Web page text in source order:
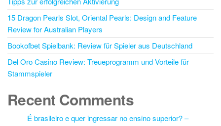
15 Dragon Pearls Slot, Oriental Pearls: Design and Feature
Review for Australian Players
Bookofbet Spielbank: Review für Spieler aus Deutschland
Del Oro Casino Review: Treueprogramm und Vorteile für
Stammspieler
Recent Comments
É brasileiro e quer ingressar no ensino superior? –